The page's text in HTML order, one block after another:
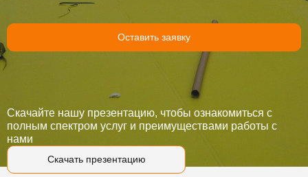
Оставить заявку
Скачать презентацию
Скачайте нашу презентацию, чтобы ознакомиться с
полным спектром услуг и преимуществами работы с
нами